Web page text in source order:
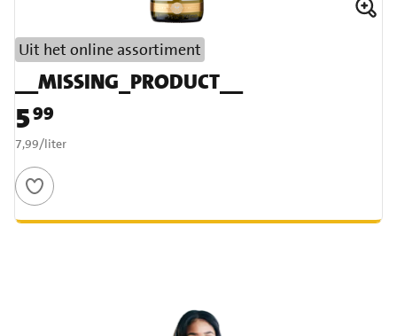
__MISSING_PRODUCT__
Prijs: € 5,99
599
€ 7,99 per liter
7,99/liter
Uit het online assortiment